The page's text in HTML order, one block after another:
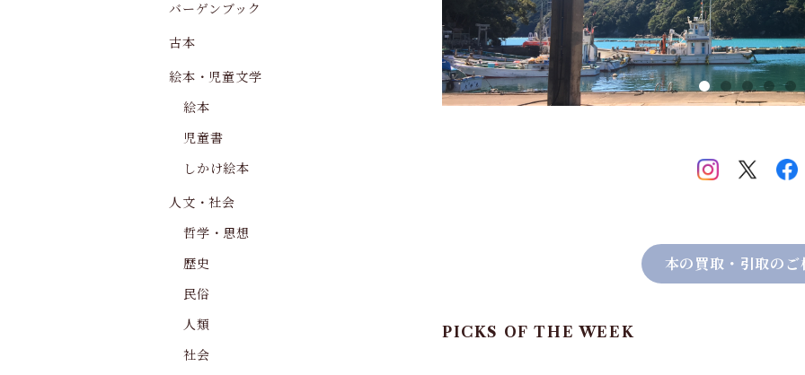
本の買取・引取のご
PICKS OF THE WEEK
バーゲンブック
古本
絵本・児童文学
絵本
児童書
しかけ絵本
人文・社会
哲学・思想
歴史
民俗
人類
社会